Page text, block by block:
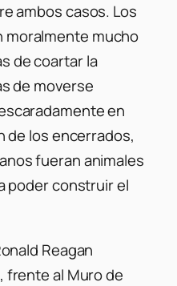
ambos casos. Los
moralmente mucho
de coartar la
de moverse
en
de los encerrados,
fueran animales
poder construir el
Reagan
frente al Muro de